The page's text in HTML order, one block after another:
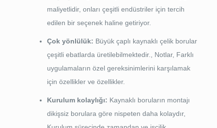
maliyetlidir, onları çeşitli endüstriler için tercih
edilen bir seçenek haline getiriyor.
Çok yönlülük: Büyük çaplı kaynaklı çelik borular
çeşitli ebatlarda üretilebilmektedir., Notlar, Farklı
uygulamaların özel gereksinimlerini karşılamak
için özellikler ve özellikler.
Kurulum kolaylığı: Kaynaklı boruların montajı
dikişsiz borulara göre nispeten daha kolaydır,